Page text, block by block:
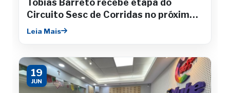
Tobias Barreto recebe etapa do
Circuito Sesc de Corridas no próximo
sábado
Leia Mais
19
JUN